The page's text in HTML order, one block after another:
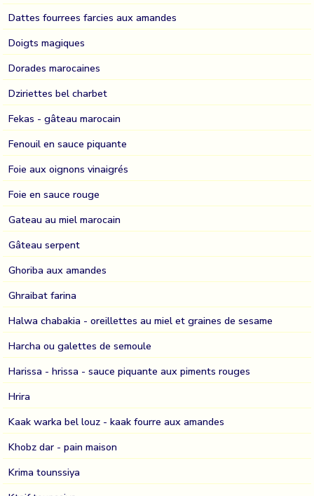
Dattes fourrees farcies aux amandes
Doigts magiques
Dorades marocaines
Dziriettes bel charbet
Fekas - gâteau marocain
Fenouil en sauce piquante
Foie aux oignons vinaigrés
Foie en sauce rouge
Gateau au miel marocain
Gâteau serpent
Ghoriba aux amandes
Ghraibat farina
Halwa chabakia - oreillettes au miel et graines de sesame
Harcha ou galettes de semoule
Harissa - hrissa - sauce piquante aux piments rouges
Hrira
Kaak warka bel louz - kaak fourre aux amandes
Khobz dar - pain maison
Krima tounssiya